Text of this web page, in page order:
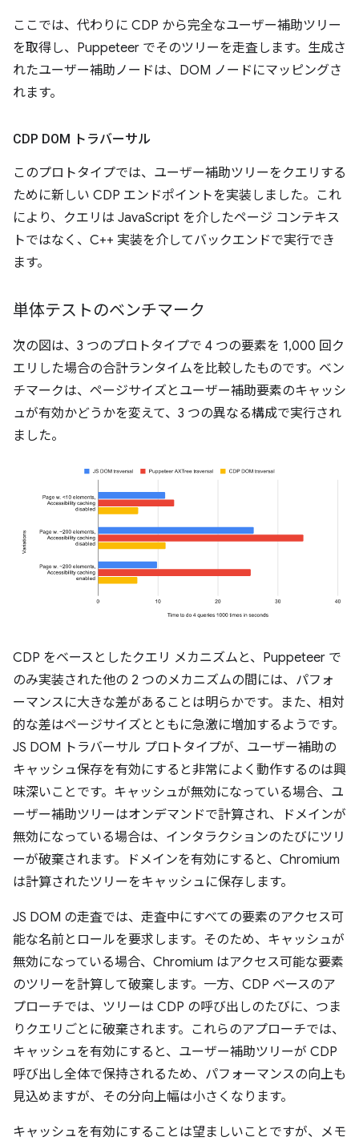
ここでは、代わりに CDP から完全なユーザー補助ツリー
を取得し、Puppeteer でそのツリーを走査します。生成さ
れたユーザー補助ノードは、DOM ノードにマッピングさ
れます。
CDP DOM トラバーサル
このプロトタイプでは、ユーザー補助ツリーをクエリする
ために新しい CDP エンドポイントを実装しました。これ
により、クエリは JavaScript を介したページ コンテキス
トではなく、C++ 実装を介してバックエンドで実行でき
ます。
単体テストのベンチマーク
次の図は、3 つのプロトタイプで 4 つの要素を 1,000 回ク
エリした場合の合計ランタイムを比較したものです。ベン
チマークは、ページサイズとユーザー補助要素のキャッシ
ュが有効かどうかを変えて、3 つの異なる構成で実行され
ました。
CDP をベースとしたクエリ メカニズムと、Puppeteer で
のみ実装された他の 2 つのメカニズムの間には、パフォ
ーマンスに大きな差があることは明らかです。また、相対
的な差はページサイズとともに急激に増加するようです。
JS DOM トラバーサル プロトタイプが、ユーザー補助の
キャッシュ保存を有効にすると非常によく動作するのは興
味深いことです。キャッシュが無効になっている場合、ユ
ーザー補助ツリーはオンデマンドで計算され、ドメインが
無効になっている場合は、インタラクションのたびにツリ
ーが破棄されます。ドメインを有効にすると、Chromium
は計算されたツリーをキャッシュに保存します。
JS DOM の走査では、走査中にすべての要素のアクセス可
能な名前とロールを要求します。そのため、キャッシュが
無効になっている場合、Chromium はアクセス可能な要素
のツリーを計算して破棄します。一方、CDP ベースのア
プローチでは、ツリーは CDP の呼び出しのたびに、つま
りクエリごとに破棄されます。これらのアプローチでは、
キャッシュを有効にすると、ユーザー補助ツリーが CDP
呼び出し全体で保持されるため、パフォーマンスの向上も
見込めますが、その分向上幅は小さくなります。
キャッシュを有効にすることは望ましいことですが、メモ